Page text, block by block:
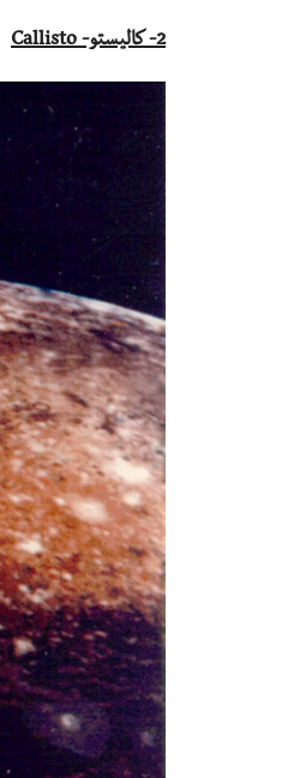
2- كاليستو- Callisto